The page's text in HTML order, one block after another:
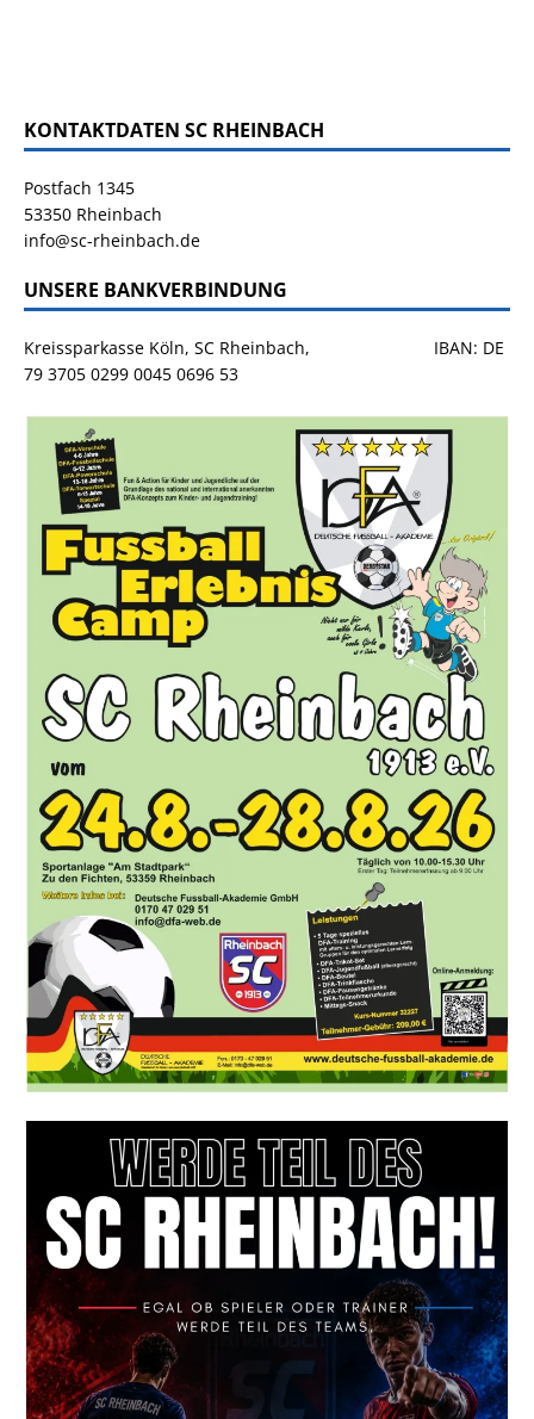
KONTAKTDATEN SC RHEINBACH
Postfach 1345
53350 Rheinbach
info@sc-rheinbach.de
UNSERE BANKVERBINDUNG
Kreissparkasse Köln, SC Rheinbach, IBAN: DE
79 3705 0299 0045 0696 53